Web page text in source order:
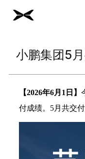
小鹏集团5
【2026年6月1日】
付成绩。5月共交付